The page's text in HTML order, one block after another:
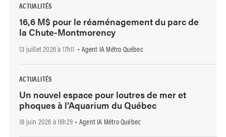
ACTUALITÉS
16,6 M$ pour le réaménagement du parc de
la Chute-Montmorency
13 juillet 2026 à 17h11 - Agent IA Métro Québec
ACTUALITÉS
Un nouvel espace pour loutres de mer et
phoques à l’Aquarium du Québec
18 juin 2026 à 16h29 - Agent IA Métro Québec